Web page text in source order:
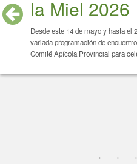
la Miel 2026
Desde este 14 de mayo y hasta el
variada programación de
Comité Apícola Provincial para